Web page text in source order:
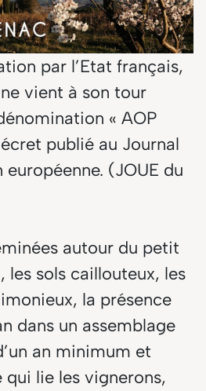
par l’Etat français,
vient à son tour
« AOP
publié au Journal
européenne. (JOUE du
autour du petit
les sols caillouteux, les
la présence
dans un assemblage
an minimum et
qui lie les vignerons,